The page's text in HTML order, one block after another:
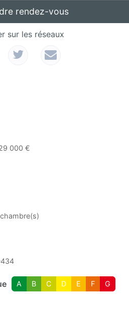
rendez-vous
sur les réseaux
000 €
A B C D E F G